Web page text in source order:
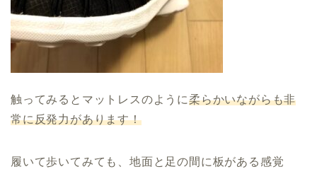
触ってみるとマットレスのように柔らかいながらも非
常に反発力があります！
履いて歩いてみても、地面と足の間に板がある感覚